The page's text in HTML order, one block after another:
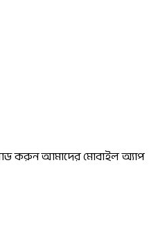
করুন আমাদের মোবাইল অ্যাপ